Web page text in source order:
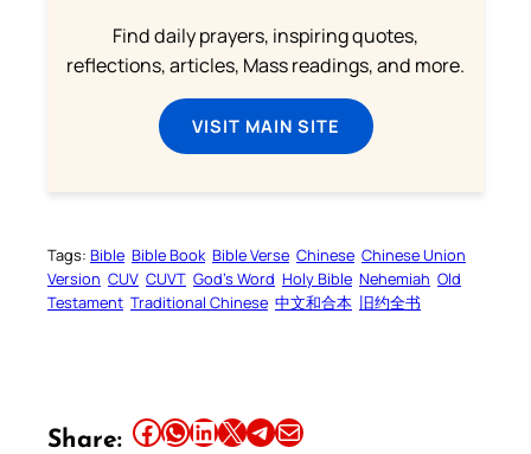
Find daily prayers, inspiring quotes,
reflections, articles, Mass readings, and more.
VISIT MAIN SITE
Tags: Bible Bible Book Bible Verse Chinese Chinese Union
Version CUV CUVT God’s Word Holy Bible Nehemiah Old
Testament Traditional Chinese 中文和合本 旧约全书
Share: Share this article on Facebook Share this article on WhatsApp Share this article on LinkedIn Share this article on X Share this article on TelegramEmail this Article